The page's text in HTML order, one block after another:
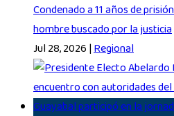
Condenado a 11 años de
hombre buscado por la justicia
Jul 28, 2026|Regional